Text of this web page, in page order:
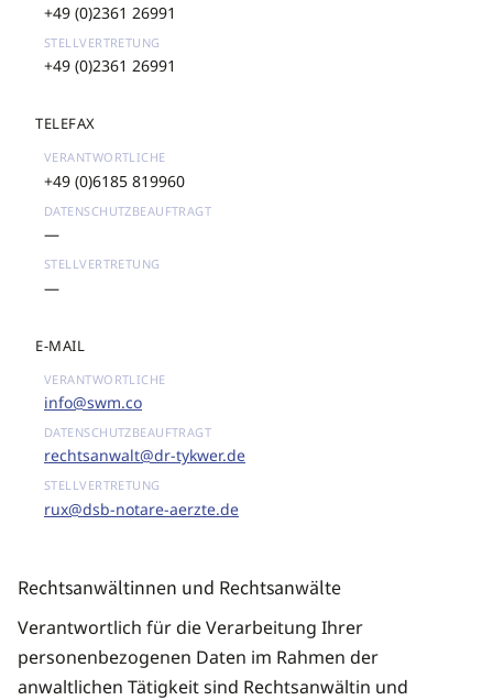
+49 (0)2361 26991
+49 (0)2361 26991
TELEFAX
+49 (0)6185 819960
—
—
E-MAIL
info@swm.co
rechtsanwalt@dr-tykwer.de
rux@dsb-notare-aerzte.de
Rechtsanwältinnen und Rechtsanwälte
Verantwortlich für die Verarbeitung Ihrer
personenbezogenen Daten im Rahmen der
anwaltlichen Tätigkeit sind Rechtsanwältin und